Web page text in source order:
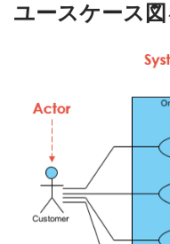
ユースケース